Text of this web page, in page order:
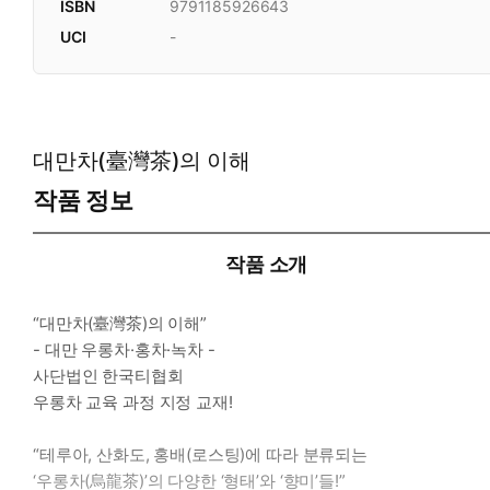
ISBN
9791185926643
UCI
-
대만차(臺灣茶)의 이해
작품 정보
작품 소개
“대만차(臺灣茶)의 이해”
- 대만 우롱차·홍차·녹차 -
사단법인 한국티협회
우롱차 교육 과정 지정 교재!
“테루아, 산화도, 홍배(로스팅)에 따라 분류되는
‘우롱차(烏龍茶)’의 다양한 ‘형태’와 ‘향미’들!”